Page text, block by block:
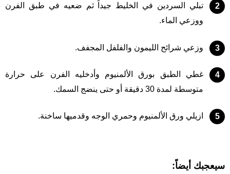
تبلي السردين في الخليط جيداً ثم ضعيه في طبق الفرن
ووزعي الماء.
وزعي شرائح الليمون والفلفل المجفف.
غطي الطبق بورق الألمنيوم وأدخليه الفرن على حرارة
متوسطة لمدة 30 دقيقة أو حتى ينضج السمك.
ازيلي ورق الألمنيوم وحمري الوجه وقدميها ساخنة.
سيعجبك أيضاً: